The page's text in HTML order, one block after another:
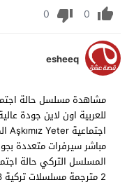
0
0
esheeq
2 مترجمة مسلسلات تركية 2023 حصرياً على موقع